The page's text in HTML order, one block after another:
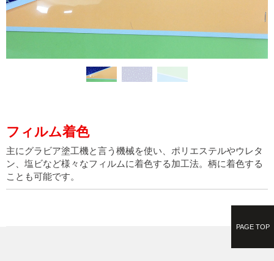
フィルム着色
主にグラビア塗工機と言う機械を使い、ポリエステルやウレタ
ン、塩ビなど様々なフィルムに着色する加工法。柄に着色する
ことも可能です。
PAGE TOP